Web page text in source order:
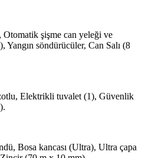
Otomatik şişme can yeleği ve
söndürücüler, Can Salı (8
Elektrikli tuvalet (1), Güvenlik
Bosa kancası (Ultra), Ultra çapa